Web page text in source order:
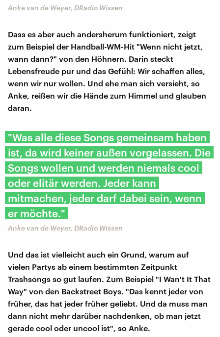
Anke van de Weyer, DRadio Wissen
Dass es aber auch andersherum funktioniert, zeigt
zum Beispiel der Handball-WM-Hit "Wenn nicht jetzt,
wann dann?" von den Höhnern. Darin steckt
Lebensfreude pur und das Gefühl: Wir schaffen alles,
wenn wir nur wollen. Und ehe man sich versieht, so
Anke, reißen wir die Hände zum Himmel und glauben
daran.
"Was alle diese Songs gemeinsam haben
ist, da wird keiner außen vorgelassen. Die
Songs wollen und werden niemals cool
oder elitär werden. Jeder kann
mitmachen, jeder darf dabei sein, wenn
er möchte."
Anke van de Weyer, DRadio Wissen
Und das ist vielleicht auch ein Grund, warum auf
vielen Partys ab einem bestimmten Zeitpunkt
Trashsongs so gut laufen. Zum Beispiel "I Wan't It That
Way" von den Backstreet Boys. "Das kennt jeder von
früher, das hat jeder früher geliebt. Und da muss man
dann nicht mehr darüber nachdenken, ob man jetzt
gerade cool oder uncool ist", so Anke.